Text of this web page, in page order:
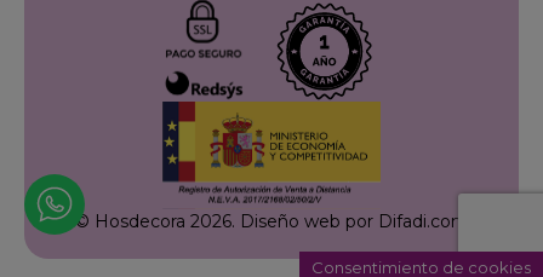
© Hosdecora 2026. Diseño web por Difadi.com
Consentimiento de cookies